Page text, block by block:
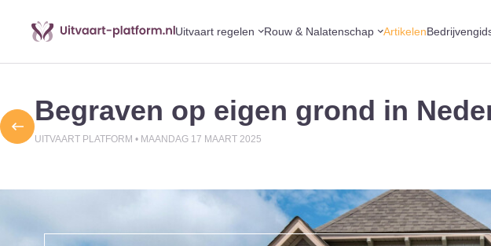
Uitvaart regelen Rouw & Nalatenschap Artikelen
Begraven op eigen grond in
UITVAART PLATFORM • MAANDAG 17 MAART 2025